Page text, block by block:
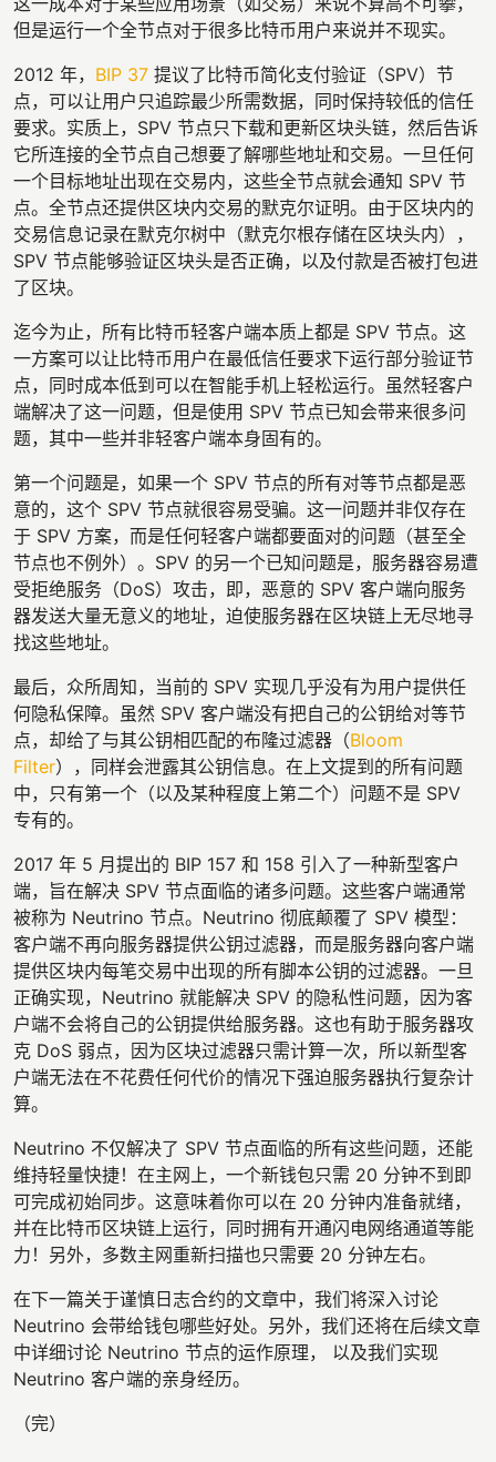
但是运行一个全节点对于很多比特币用户来说并不现实。
2012 年， BIP 37 提议了比特币简化支付验证（SPV）节
点，可以让用户只追踪最少所需数据，同时保持较低的信任
要求。实质上，SPV 节点只下载和更新区块头链，然后告诉
它所连接的全节点自己想要了解哪些地址和交易。一旦任何
一个目标地址出现在交易内，这些全节点就会通知 SPV 节
点。全节点还提供区块内交易的默克尔证明。由于区块内的
交易信息记录在默克尔树中（默克尔根存储在区块头内），
SPV 节点能够验证区块头是否正确，以及付款是否被打包进
了区块。
迄今为止，所有比特币轻客户端本质上都是 SPV 节点。这
一方案可以让比特币用户在最低信任要求下运行部分验证节
点，同时成本低到可以在智能手机上轻松运行。虽然轻客户
端解决了这一问题，但是使用 SPV 节点已知会带来很多问
题，其中一些并非轻客户端本身固有的。
第一个问题是，如果一个 SPV 节点的所有对等节点都是恶
意的，这个 SPV 节点就很容易受骗。这一问题并非仅存在
于 SPV 方案，而是任何轻客户端都要面对的问题（甚至全
节点也不例外）。SPV 的另一个已知问题是，服务器容易遭
受拒绝服务（DoS）攻击，即，恶意的 SPV 客户端向服务
器发送大量无意义的地址，迫使服务器在区块链上无尽地寻
找这些地址。
最后，众所周知，当前的 SPV 实现几乎没有为用户提供任
何隐私保障。虽然 SPV 客户端没有把自己的公钥给对等节
点，却给了与其公钥相匹配的布隆过滤器（Bloom
Filter），同样会泄露其公钥信息。在上文提到的所有问题
中，只有第一个（以及某种程度上第二个）问题不是 SPV
专有的。
2017 年 5 月提出的 BIP 157 和 158 引入了一种新型客户
端，旨在解决 SPV 节点面临的诸多问题。这些客户端通常
被称为 Neutrino 节点。Neutrino 彻底颠覆了 SPV 模型：
客户端不再向服务器提供公钥过滤器，而是服务器向客户端
提供区块内每笔交易中出现的所有脚本公钥的过滤器。一旦
正确实现，Neutrino 就能解决 SPV 的隐私性问题，因为客
户端不会将自己的公钥提供给服务器。这也有助于服务器攻
克 DoS 弱点，因为区块过滤器只需计算一次，所以新型客
户端无法在不花费任何代价的情况下强迫服务器执行复杂计
算。
Neutrino 不仅解决了 SPV 节点面临的所有这些问题，还能
维持轻量快捷！在主网上，一个新钱包只需 20 分钟不到即
可完成初始同步。这意味着你可以在 20 分钟内准备就绪，
并在比特币区块链上运行，同时拥有开通闪电网络通道等能
力！另外，多数主网重新扫描也只需要 20 分钟左右。
在下一篇关于谨慎日志合约的文章中，我们将深入讨论
Neutrino 会带给钱包哪些好处。另外，我们还将在后续文章
中详细讨论 Neutrino 节点的运作原理， 以及我们实现
Neutrino 客户端的亲身经历。
（完）